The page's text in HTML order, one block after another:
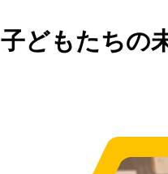
子どもたちの